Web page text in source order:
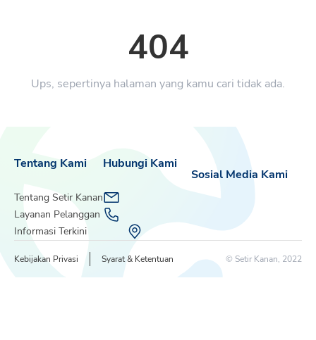
404
Ups, sepertinya halaman yang kamu cari tidak ada.
Tentang Kami
Tentang Setir Kanan
Layanan Pelanggan
Informasi Terkini
Sosial Media Kami
Hubungi Kami
Kebijakan Privasi Syarat & Ketentuan © Setir Kanan, 2022